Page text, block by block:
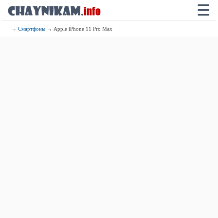
☰
→Смартфоны → Apple iPhone 11 Pro Max